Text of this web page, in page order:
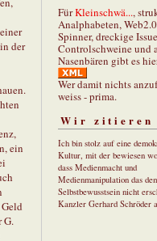
der
ein
G.
FürKleinschwä...,
Analphabeten,
Spinner, dreckige Issue
Controlschweine und
Nasenbären gibt es
Wer damit nichts
weiss - prima.
Wir zitieren
Ich bin stolz auf eine
Kultur, mit der bewiesen
dass Medienmacht und
Medienmanipulation das
Selbstbewusstsein nicht
Kanzler Gerhard Schröder